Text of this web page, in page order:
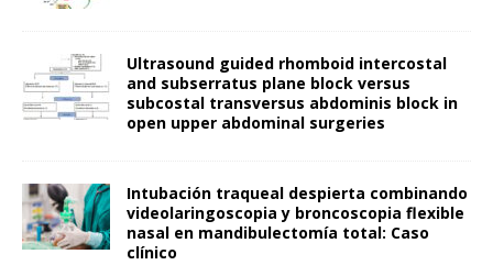
Ultrasound guided rhomboid intercostal
and subserratus plane block versus
subcostal transversus abdominis block in
open upper abdominal surgeries
Intubación traqueal despierta combinando
videolaringoscopia y broncoscopia flexible
nasal en mandibulectomía total: Caso
clínico